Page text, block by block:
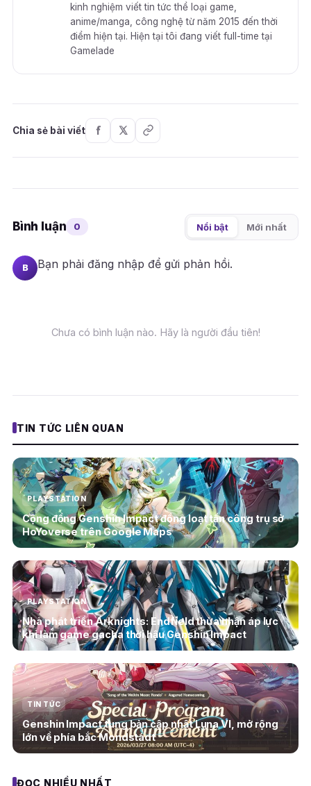
kinh nghiệm viết tin tức thể loại game,
anime/manga, công nghệ từ năm 2015 đến thời
điểm hiện tại. Hiện tại tôi đang viết full-time tại
Gamelade
Chia sẻ bài viết
Bình luận 0 Nổi bật Mới nhất
B Bạn phải đăng nhập để gửi phản hồi.
Chưa có bình luận nào. Hãy là người đầu tiên!
TIN TỨC LIÊN QUAN
PLAYSTATION
Cộng đồng Genshin Impact đồng loạt tấn công trụ sở
HoYoverse trên Google Maps
PLAYSTATION
Nhà phát triển Arknights: Endfield thừa nhận áp lực
khi làm game gacha thời hậu Genshin Impact
TIN TỨC
Genshin Impact tung bản cập nhật Luna VI, mở rộng
lớn về phía bắc Mondstadt
ĐỌC NHIỀU NHẤT